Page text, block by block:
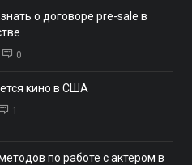
о договоре pre-sale в
0
кино в США
1
по работе с актером в